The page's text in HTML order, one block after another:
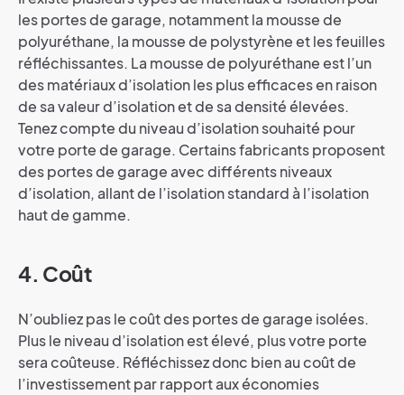
les portes de garage, notamment la mousse de
polyuréthane, la mousse de polystyrène et les feuilles
réfléchissantes. La mousse de polyuréthane est l’un
des matériaux d’isolation les plus efficaces en raison
de sa valeur d’isolation et de sa densité élevées.
Tenez compte du niveau d’isolation souhaité pour
votre porte de garage. Certains fabricants proposent
des portes de garage avec différents niveaux
d’isolation, allant de l’isolation standard à l’isolation
haut de gamme.
4. Coût
N’oubliez pas le coût des portes de garage isolées.
Plus le niveau d’isolation est élevé, plus votre porte
sera coûteuse. Réfléchissez donc bien au coût de
l’investissement par rapport aux économies